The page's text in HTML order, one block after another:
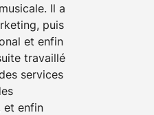
Il a
puis
et enfin
travaillé
services
et enfin